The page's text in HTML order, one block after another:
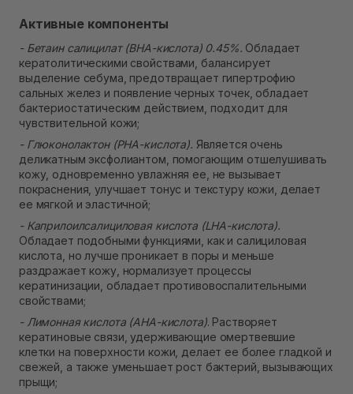
Активные компоненты
- Бетаин салицилат (BHA-кислота) 0.45%. Обладает
кератолитическими свойствами, балансирует
выделение себума, предотвращает гипертрофию
сальных желез и появление черных точек, обладает
бактериостатическим действием, подходит для
чувствительной кожи;
- Глюконолактон (PHA-кислота). Является очень
деликатным эксфолиантом, помогающим отшелушивать
кожу, одновременно увлажняя ее, не вызывает
покраснения, улучшает тонус и текстуру кожи, делает
ее мягкой и эластичной;
- Каприлоилсалициловая кислота (LHA-кислота).
Обладает подобными функциями, как и салициловая
кислота, но лучше проникает в поры и меньше
раздражает кожу, нормализует процессы
кератинизации, обладает противовоспалительными
свойствами;
- Лимонная кислота (AHA-кислота). Растворяет
кератиновые связи, удерживающие омертвевшие
клетки на поверхности кожи, делает ее более гладкой и
свежей, а также уменьшает рост бактерий, вызывающих
прыщи;